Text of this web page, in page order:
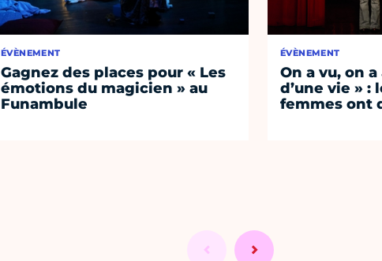
ÉVÈNEMENT
Gagnez des places pour « Les
émotions du magicien » au
Funambule
ÉVÈNEMENT
On a vu, on
d’une vie » :
femmes ont